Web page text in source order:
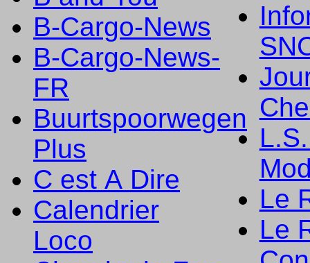
B-Cargo-News
B-Cargo-News-
FR
Buurtspoorwegen
Plus
C est A Dire
Calendrier
Loco
Le
Le